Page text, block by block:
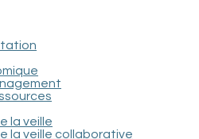
la veille
la veille collaborative